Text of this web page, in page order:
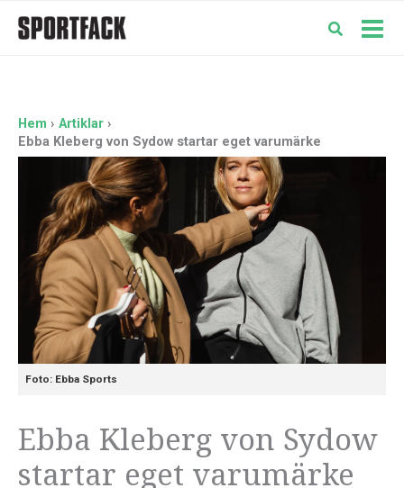
Hem
Artiklar
Ebba Kleberg von Sydow startar eget varumärke
Foto: Ebba Sports
Ebba Kleberg von Sydow
startar eget varumärke